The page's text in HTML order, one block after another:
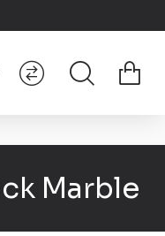
Marble